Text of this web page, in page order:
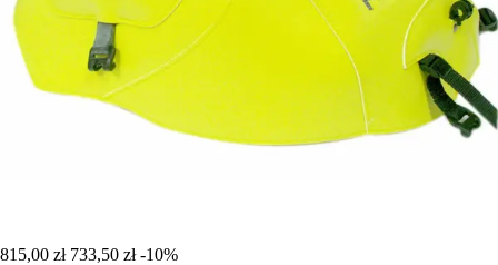
815,00 zł 733,50 zł -10%